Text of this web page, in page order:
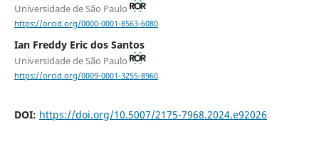
Universidade de São Paulo
https://orcid.org/0000-0001-8563-6080
Ian Freddy Eric dos Santos
Universidade de São Paulo
https://orcid.org/0009-0001-3255-8960
DOI: https://doi.org/10.5007/2175-7968.2024.e92026